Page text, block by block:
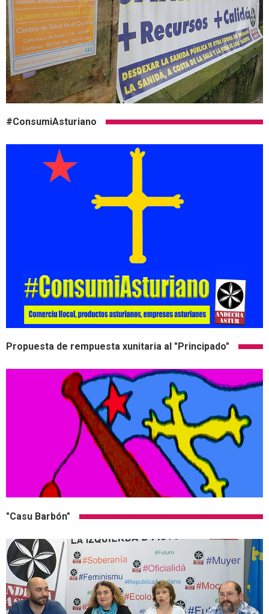
#ConsumiAsturiano
Propuesta de rempuesta xunitaria al "Principado"
"Casu Barbón"